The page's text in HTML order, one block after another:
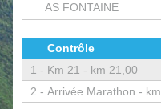
AS FONTAINE
Contrôle
1 - Km 21 - km 21,00
2 - Arrivée Marathon -